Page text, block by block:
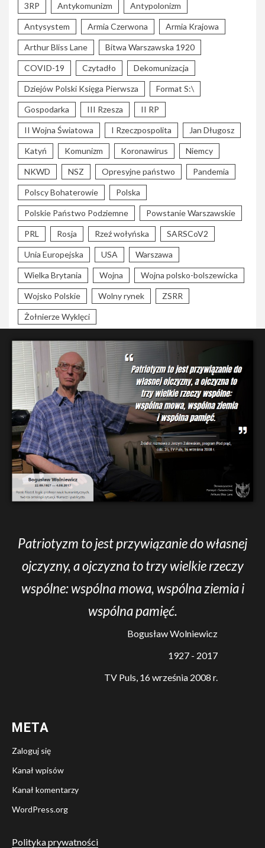
3RP Antykomunizm Antypolonizm
Antysystem Armia Czerwona Armia Krajowa
Arthur Bliss Lane Bitwa Warszawska 1920
COVID-19 Czytadło Dekomunizacja
Dziejów Polski Księga Pierwsza Format S:\
Gospodarka III Rzesza II RP
II Wojna Światowa I Rzeczpospolita Jan Długosz
Katyń Komunizm Koronawirus Niemcy
NKWD NSZ Opresyjne państwo Pandemia
Polscy Bohaterowie Polska
Polskie Państwo Podziemne Powstanie Warszawskie
PRL Rosja Rzeź wołyńska SARSCoV2
Unia Europejska USA Warszawa
Wielka Brytania Wojna Wojna polsko-bolszewicka
Wojsko Polskie Wolny rynek ZSRR
Żołnierze Wyklęci
Patriotyzm to jest przywiązanie do własnej
ojczyzny, a ojczyzna to trzy wielkie rzeczy
wspólne: wspólna mowa, wspólna ziemia i
wspólna pamięć.
Bogusław Wolniewicz
1927 - 2017
TV Puls, 16 września 2008 r.
META
Zaloguj się
Kanał wpisów
Kanał komentarzy
WordPress.org
Polityka prywatności